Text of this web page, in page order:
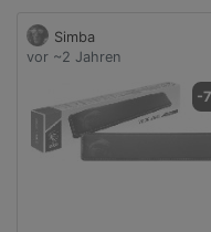
Simba
vor ~2 Jahren
-